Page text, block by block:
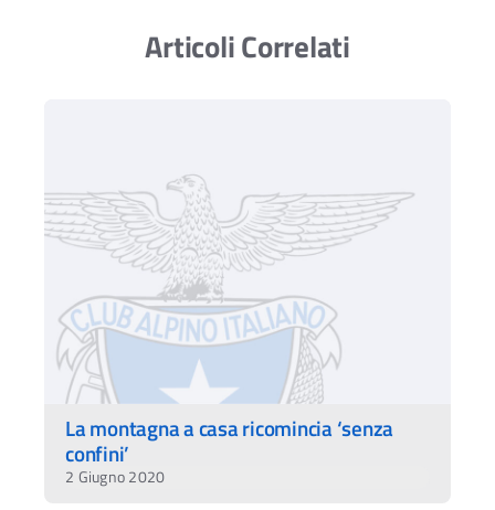
Articoli Correlati
La montagna a casa ricomincia ‘senza
confini’
2 Giugno 2020